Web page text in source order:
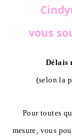
vous
Délais
(selon la
Pour toutes
mesure, vous